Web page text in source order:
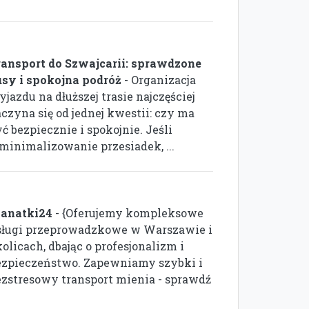
do Szwajcarii: sprawdzone
i spokojna podróż - Organizacja
na dłuższej trasie najczęściej
się od jednej kwestii: czy ma
bezpiecznie i spokojnie. Jeśli
przesiadek, ...
- {Oferujemy kompleksowe
przeprowadzkowe w Warszawie i
dbając o profesjonalizm i
Zapewniamy szybki i
transport mienia - sprawdź